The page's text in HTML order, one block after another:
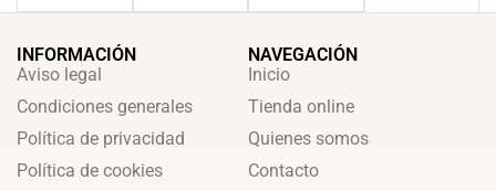
INFORMACIÓN
Aviso legal
Condiciones generales
Política de privacidad
Política de cookies
NAVEGACIÓN
Inicio
Tienda online
Quienes somos
Contacto